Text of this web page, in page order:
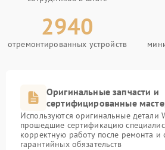
2940
отремонтированных устройств
Оригинальные запчасти и
сертифицированные
Используются оригинальные детали
прошедшие сертификацию
корректную работу после ремонта и
гарантийных обязательств